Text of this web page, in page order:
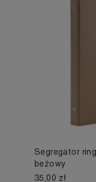
Segregator
beżowy
35,00 zł